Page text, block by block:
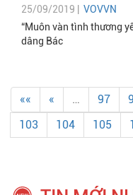
25/09/2019 | VOVVN
“Muôn vàn tình thương
dâng Bác
«« « … 97
103
104 105